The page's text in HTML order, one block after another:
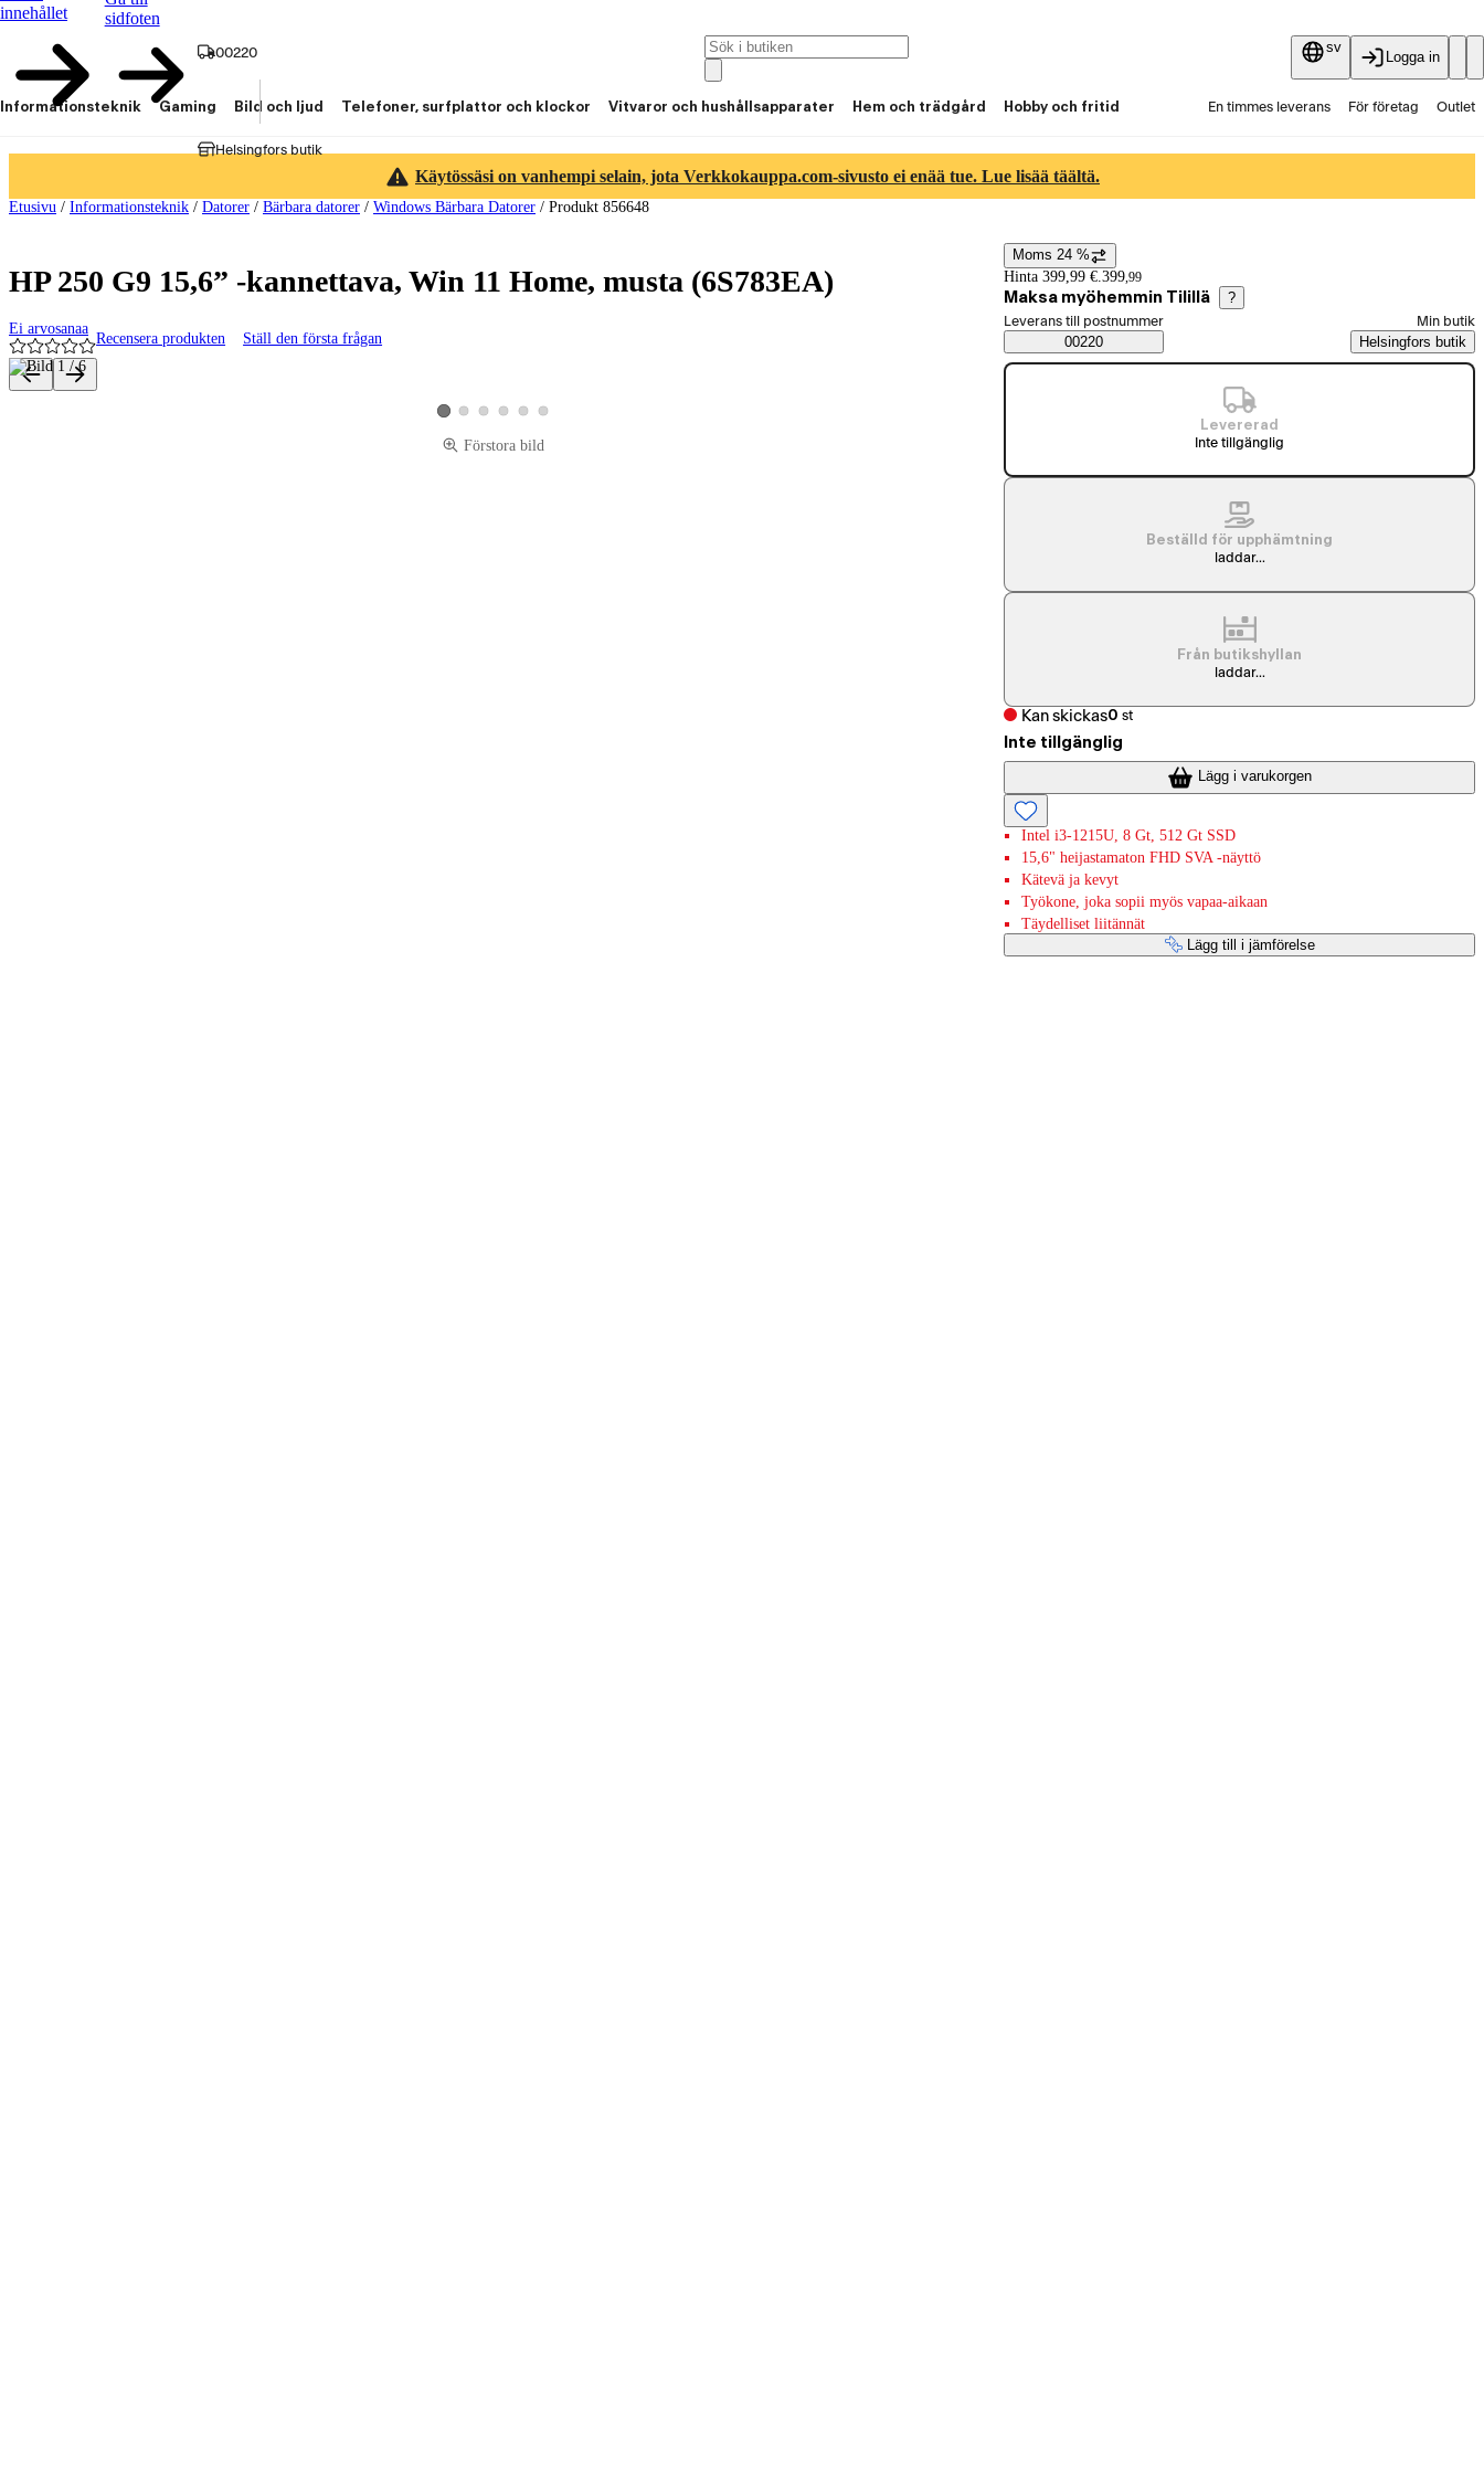
innehållet
sidfoten
00220
Helsingfors butik
sv
Logga in
Informationsteknik Gaming Bild och ljud Telefoner, surfplattor och klockor Vitvaror och hushållsapparater Hem och trädgård Hobby och fritid En timmes leverans För företag Outlet
Käytössäsi on vanhempi selain, jota Verkkokauppa.com-sivusto ei enää tue. Lue lisää täältä.
Etusivu / Informationsteknik / Datorer / Bärbara datorer / Windows Bärbara Datorer / Produkt 856648
HP 250 G9 15,6” -kannettava, Win 11 Home, musta (6S783EA)
Ei arvosanaa
Recensera produkten Ställ den första frågan
Produktbilder och videor
Visa produktbild 1
Visa produktbild 2
Visa produktbild 3
Visa produktbild 4
Visa produktbild 5
Visa produktbild 6
Förstora bild
Prisinformation
Moms 24 %
Hinta 399,99 €.399,99
Maksa myöhemmin Tilillä ?
Saatavuustiedot
Välj beställningssätt
Leverans till postnummer
00220
Min butik
Helsingfors butik
Levererad
Inte tillgänglig
Beställd för upphämtning
laddar...
Från butikshyllan
laddar...
Kan skickas0 st
Inte tillgänglig
Lägg i varukorgen
Intel i3-1215U, 8 Gt, 512 Gt SSD
15,6" heijastamaton FHD SVA -näyttö
Kätevä ja kevyt
Työkone, joka sopii myös vapaa-aikaan
Täydelliset liitännät
Lägg till i jämförelse